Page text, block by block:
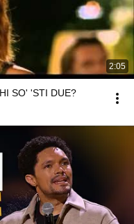
2:05
SO' 'STI DUE?